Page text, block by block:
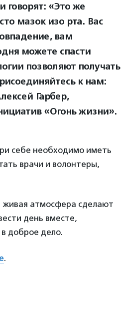
«Это же
мазок изо рта. Вас
вам
можете спасти
позволяют получать
к нам:
Гарбер,
«Огонь жизни».
себе необходимо иметь
врачи и волонтеры,
живая атмосфера сделают
день вместе,
доброе дело.
.